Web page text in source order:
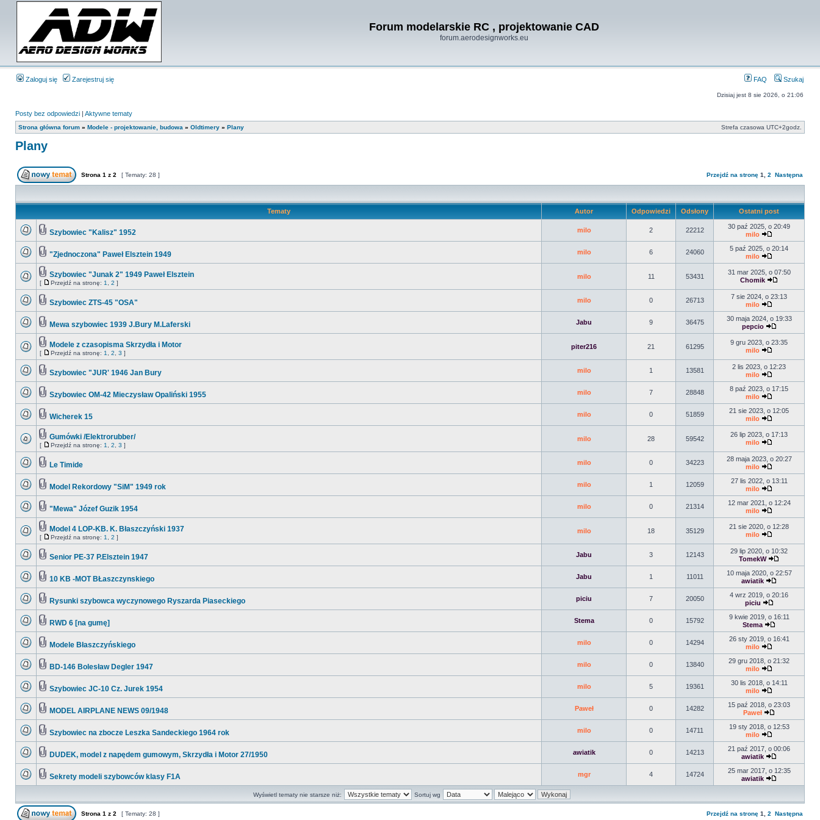
Forum modelarskie RC , projektowanie CAD
forum.aerodesignworks.eu
Zaloguj się Zarejestruj się FAQ Szukaj
Dzisiaj jest 8 sie 2026, o 21:06
Posty bez odpowiedzi | Aktywne tematy
Strona główna forum » Modele - projektowanie, budowa » Oldtimery » Plany Strefa czasowa UTC+2godz.
Plany
Strona 1 z 2 [ Tematy: 28 ] Przejdź na stronę 1 2 Następna
Tematy Autor Odpowiedzi Odsłony Ostatni post
Szybowiec "Kalisz" 1952 milo 2 22212
30 paź 2025, o 20:49
milo
"Zjednoczona" Paweł Elsztein 1949 milo 6 24060
5 paź 2025, o 20:14
milo
Szybowiec "Junak 2" 1949 Paweł Elsztein
[ Przejdź na stronę: 1 2 ]
milo 11 53431
31 mar 2025, o 07:50
Chomik
Szybowiec ZTS-45 "OSA" milo 0 26713
7 sie 2024, o 23:13
milo
Mewa szybowiec 1939 J.Bury M.Laferski Jabu 9 36475
30 maja 2024, o 19:33
pepcio
Modele z czasopisma Skrzydła i Motor
[ Przejdź na stronę: 1 2 3 ]
piter216 21 61295
9 gru 2023, o 23:35
milo
Szybowiec "JUR' 1946 Jan Bury milo 1 13581
2 lis 2023, o 12:23
milo
Szybowiec OM-42 Mieczysław Opaliński 1955 milo 7 28848
8 paź 2023, o 17:15
milo
Wicherek 15 milo 0 51859
21 sie 2023, o 12:05
milo
Gumówki /Elektrorubber/
[ Przejdź na stronę: 1 2 3 ]
milo 28 59542
26 lip 2023, o 17:13
milo
Le Timide milo 0 34223
28 maja 2023, o 20:27
milo
Model Rekordowy "SiM" 1949 rok milo 1 12059
27 lis 2022, o 13:11
milo
"Mewa" Józef Guzik 1954 milo 0 21314
12 mar 2021, o 12:24
milo
Model 4 LOP-KB. K. Błaszczyński 1937
[ Przejdź na stronę: 1 2 ]
milo 18 35129
21 sie 2020, o 12:28
milo
Senior PE-37 P.Elsztein 1947 Jabu 3 12143
29 lip 2020, o 10:32
TomekW
10 KB -MOT BŁaszczynskiego Jabu 1 11011
10 maja 2020, o 22:57
awiatik
Rysunki szybowca wyczynowego Ryszarda Piaseckiego piciu 7 20050
4 wrz 2019, o 20:16
piciu
RWD 6 [na gumę] Stema 0 15792
9 kwie 2019, o 16:11
Stema
Modele Błaszczyńskiego milo 0 14294
26 sty 2019, o 16:41
milo
BD-146 Bolesław Degler 1947 milo 0 13840
29 gru 2018, o 21:32
milo
Szybowiec JC-10 Cz. Jurek 1954 milo 5 19361
30 lis 2018, o 14:11
milo
MODEL AIRPLANE NEWS 09/1948 Paweł 0 14282
15 paź 2018, o 23:03
Paweł
Szybowiec na zbocze Leszka Sandeckiego 1964 rok milo 0 14711
19 sty 2018, o 12:53
milo
DUDEK, model z napędem gumowym, Skrzydła i Motor 27/1950 awiatik 0 14213
21 paź 2017, o 00:06
awiatik
Sekrety modeli szybowców klasy F1A mgr 4 14724
25 mar 2017, o 12:35
awiatik
Wyświetl tematy nie starsze niż: Sortuj wg
Strona 1 z 2 [ Tematy: 28 ] Przejdź na stronę 1 2 Następna